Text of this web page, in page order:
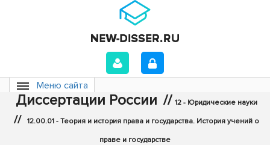
Меню сайта
Диссертации России // 12 - Юридические науки
// 12.00.01 - Теория и история права и государства. История учений о
праве и государстве